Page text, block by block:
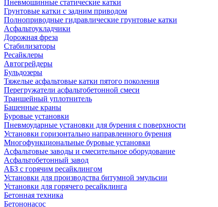
Пневмошинные статические катки
Грунтовые катки с задним приводом
Полноприводные гидравлические грунтовые катки
Асфальтоукладчики
Дорожная фреза
Стабилизаторы
Ресайклеры
Автогрейдеры
Бульдозеры
Тяжелые асфальтовые катки пятого поколения
Перегружатели асфальтобетонной смеси
Траншейный уплотнитель
Башенные краны
Буровые установки
Пневмоударные установки для бурения с поверхности
Установки горизонтально направленного бурения
Многофункциональные буровые установки
Асфальтовые заводы и смесительное оборудование
Асфальтобетонный завод
АБЗ с горячим ресайклингом
Установки для производства битумной эмульсии
Установки для горячего ресайклинга
Бетонная техника
Бетононасос